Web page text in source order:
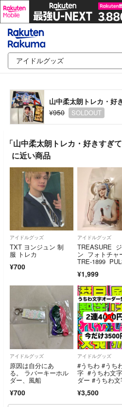
¥950
SOLDOUT
「山中柔太朗トレカ・好きすぎ
に近い商品
アイドルグッズ
TXT ヨンジュン 制
服 トレカ
¥700
アイドルグッズ
TREASURE
ン フォトチャ
TRE-1899
ー フォトキー
¥1,999
アイドルグッズ
原因は自分にあ
る。 ラバーキーホル
ダー、風船
¥700
アイドルグッズ
#うちわ #うち
字 #うちわ文
ダー #うちわ
ンドメイド #団
応援グッズ
¥3,500